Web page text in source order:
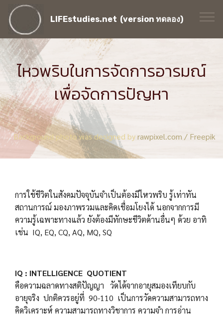
LIFEstudies.net (version ทดลอง)
ไหวพริบในการจัดการอารมณ์
เพื่อจัดการปัญหา
Background photo was designed byrawpixel.com / Freepik
การใช้ชีวิตในสังคมปัจจุบันจำเป็นต้องมีไหวพริบ รู้เท่าทัน
สถานการณ์ มองภาพรวมและคิดเชื่อมโยงได้ นอกจากการมี
ความรู้เฉพาะทางแล้ว ยังต้องมีทักษะชีวิตด้านอื่นๆ ด้วย อาทิ
เช่น IQ, EQ, CQ, AQ, MQ, SQ
IQ : INTELLIGENCE QUOTIENT
คือความฉลาดทางสติปัญญา วัดได้จากอายุสมองเทียบกับ
อายุจริง ปกติควรอยู่ที่ 90-110 เป็นการวัดความสามารถทาง
คิดวิเคราะห์ ความสามารถทางวิชาการ ความจำ การอ่าน